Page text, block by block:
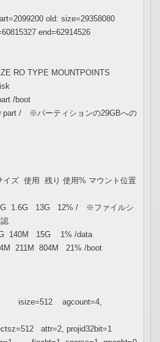
old: size=29358080
end=62914526
RO TYPE MOUNTPOINTS
/boot
/ ※パーティションの29GBへの
ズ 使用 残り 使用% マウント位置
13G 12% / ※ファイルシ
15G 1% /data
804M 21% /boot
isize=512 agcount=4,
projid32bit=1